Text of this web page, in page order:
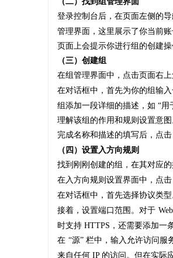
登录控制台后，在页面左侧的
管理界面，这里展示了你当前
页面上会提示你进行组的创建操
（三）创建组
在组管理界面中，点击页面右上
在对话框中，首先为你的组输
组添加一段详细的描述，如 “
理解该组的作用和规则设置意图
完成名称和描述的填写后，点击
（四）设置入方向规则
找到刚刚创建的组，在其对应
在入方向规则设置界面中，点击
在对话框中，首先选择协议类
接着，设置端口范围。对于
时支持 HTTPS，还需要添加一
在 “源” 栏中，输入允许访问服
来自任何 IP 的访问。但在实际